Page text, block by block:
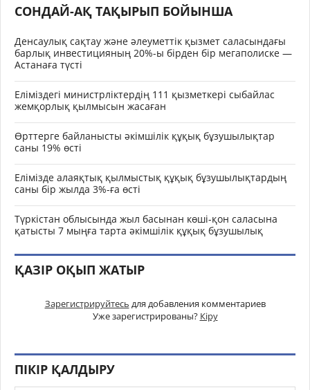
СОНДАЙ-АҚ ТАҚЫРЫП БОЙЫНША
Денсаулық сақтау және әлеуметтік қызмет саласындағы
барлық инвестицияның 20%-ы бірден бір мегаполиске —
Астанаға түсті
Еліміздегі министрліктердің 111 қызметкері сыбайлас
жемқорлық қылмысын жасаған
Өрттерге байланысты әкімшілік құқық бұзушылықтар
саны 19% өсті
Елімізде алаяқтық қылмыстық құқық бұзушылықтардың
саны бір жылда 3%-ға өсті
Түркістан облысында жыл басынан көші-қон саласына
қатысты 7 мыңға тарта әкімшілік құқық бұзушылық
ҚАЗІР ОҚЫП ЖАТЫР
Зарегистрируйтесь для добавления комментариев
Уже зарегистрированы? Кіру
ПІКІР ҚАЛДЫРУ